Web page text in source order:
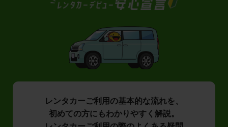
レンタカーご利用の基本的な流れを、
初めての方にもわかりやすく解説。